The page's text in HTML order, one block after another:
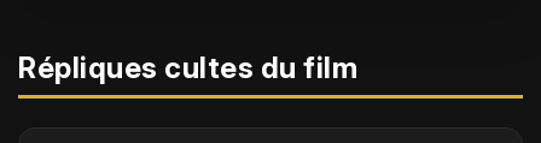
Répliques cultes du film